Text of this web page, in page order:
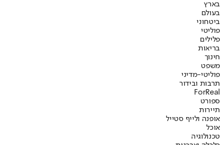
בארץ
בעולם
ביטחוני
פוליטי
פלילים
בריאות
חינוך
משפט
פוליטי-מדיני
תרבות ובידור
ForReal
ספורט
תיירות
אופנה ולייף סטייל
אוכל
טכנולוגיה